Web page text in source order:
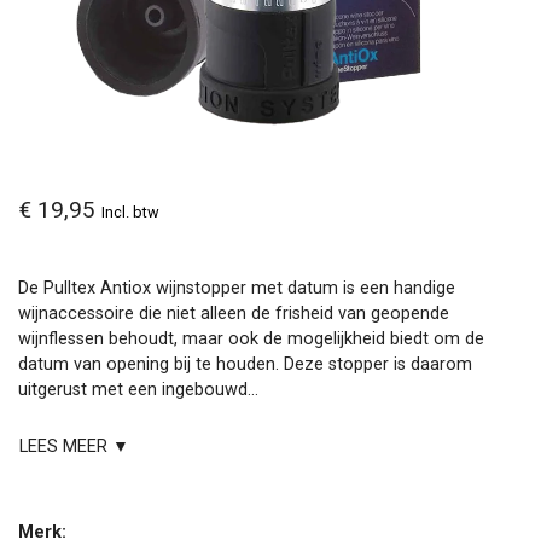
€ 19,95 Incl. btw
De Pulltex Antiox wijnstopper met datum is een handige
wijnaccessoire die niet alleen de frisheid van geopende
wijnflessen behoudt, maar ook de mogelijkheid biedt om de
datum van opening bij te houden. Deze stopper is daarom
uitgerust met een ingebouwd...
LEES MEER ▼
Merk: